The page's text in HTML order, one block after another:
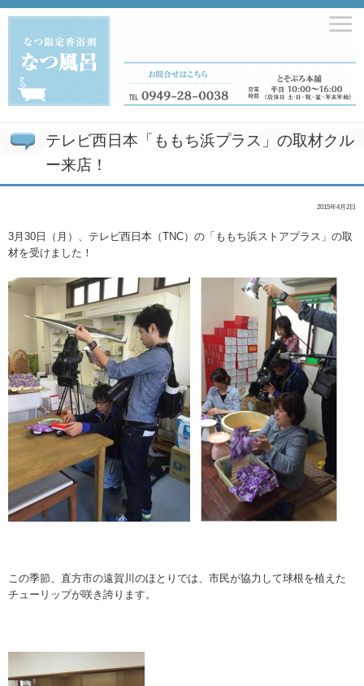
テレビ西日本「ももち浜プラス」の取材クル
ー来店！
2015年4月2日
3月30日（月）、テレビ西日本（TNC）の「ももち浜ストアプラス」の取
材を受けました！
この季節、直方市の遠賀川のほとりでは、市民が協力して球根を植えた
チューリップが咲き誇ります。